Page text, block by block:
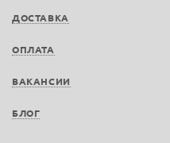
ДОСТАВКА
ОПЛАТА
ВАКАНСИИ
БЛОГ